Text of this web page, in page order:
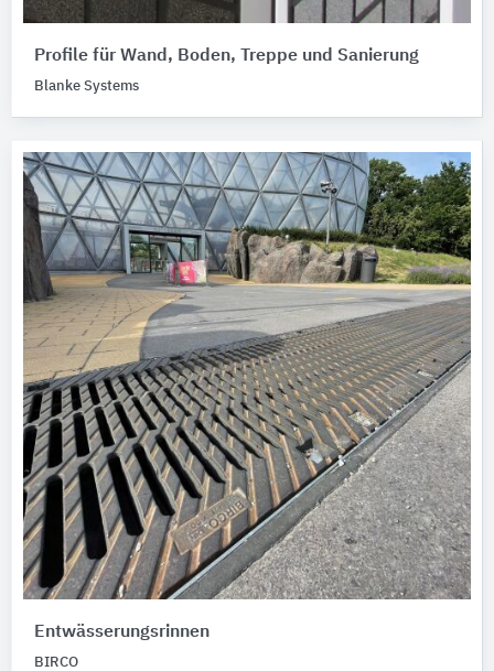
Profile für Wand, Boden, Treppe und Sanierung
Blanke Systems
Entwässerungsrinnen
BIRCO